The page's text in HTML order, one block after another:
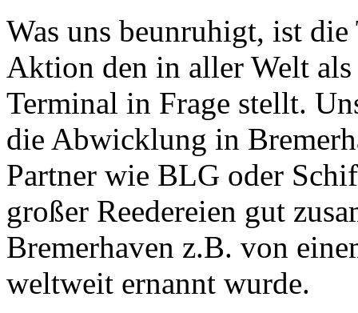
Was uns beunruhigt, ist die
Aktion den in aller Welt
Terminal in Frage stellt.
die Abwicklung in
Partner wie BLG oder
großer Reedereien gut
Bremerhaven z.B. von
weltweit ernannt wurde.